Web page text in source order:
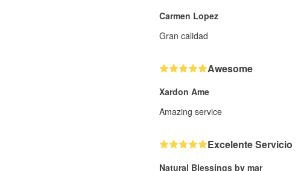
Carmen Lopez
Gran calidad
Awesome
Xardon Ame
Amazing service
Excelente Servicio
Natural Blessings by mar